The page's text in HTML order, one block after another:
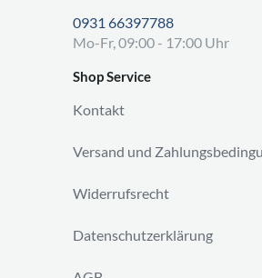
0931 66397788
Mo-Fr, 09:00 - 17:00 Uhr
Shop Service
Kontakt
Versand und
Widerrufsrecht
Datenschutzerklärung